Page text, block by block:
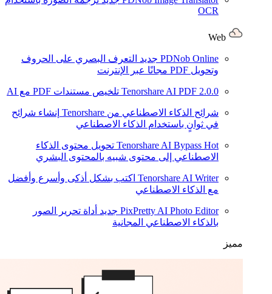
OCR
PDNob Online جديد التعرف البصري على الحروف
وتحويل PDF مجانًا عبر الإنترنت
Tenorshare AI PDF 2.0.0 تلخيص مستندات PDF مع AI
شرائح الذكاء الاصطناعي من Tenorshare
إنشاء شرائح
في ثوانٍ باستخدام الذكاء الاصطناعي
Tenorshare AI Bypass Hot
تحويل محتوى الذكاء
الاصطناعي إلى محتوى شبيه بالمحتوى البشري
Tenorshare AI Writer اكتب بشكل أذكى وأسرع وأفضل
مع الذكاء الاصطناعي
PixPretty AI Photo Editor جديد أداة تحرير الصور
بالذكاء الاصطناعي المجانية
مميز